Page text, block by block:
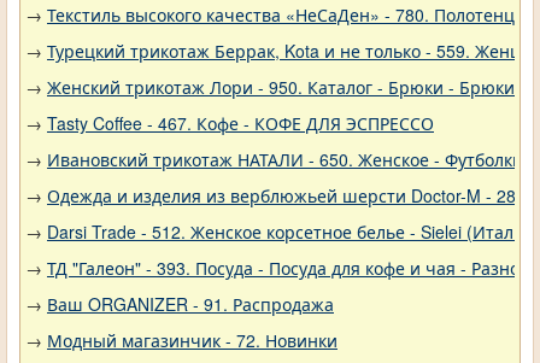
→ Текстиль высокого качества «НеСаДен» - 780.
→ Турецкий трикотаж Беррак, Kota и не только - 559.
→ Женский трикотаж Лори - 950. Каталог - Брюки - Брюки
→ Tasty Coffee - 467. Кофе - КОФЕ ДЛЯ ЭСПРЕССО
→ Ивановский трикотаж НАТАЛИ - 650. Женское - Футболки,
→ Одежда и изделия из верблюжьей шерсти Doctor-M -
→ Darsi Trade - 512. Женское корсетное белье - Sielei (Италия)
→ ТД "Галеон" - 393. Посуда - Посуда для кофе и чая - Разное
→ Ваш ORGANIZER - 91. Распродажа
→ Модный магазинчик - 72. Новинки